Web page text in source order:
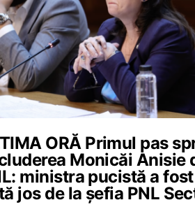
ORĂ Primul pas
Monicăi Anisie
ministra pucistă a fost
jos de la șefia PNL